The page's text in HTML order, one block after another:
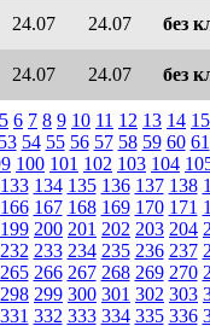
24.07 24.07 без
24.07 24.07 без
5 6 7 8 9 10 11 12 13 14 15
53 54 55 56 57 58 59 60 61
100 101 102 103 104
133 134 135 136 137 138
166 167 168 169 170 171
199 200 201 202 203 204
232 233 234 235 236 237
265 266 267 268 269 270
298 299 300 301 302 303
331 332 333 334 335 336